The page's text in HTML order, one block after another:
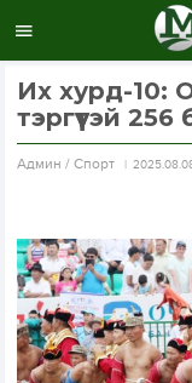
Их хурд-10:
тэргүүтэй
Aдмин / Спорт